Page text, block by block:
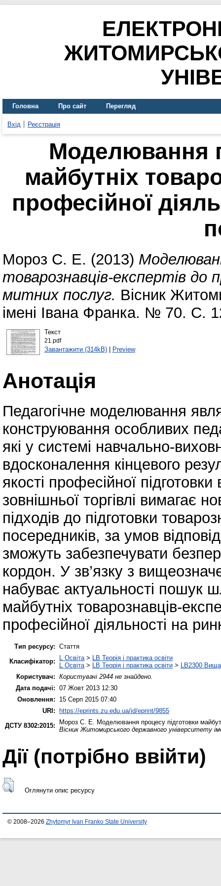
Головна Про сайт Перегляд
Вхід Реєстрація
Моделювання
майбутніх
професійної
Мороз С. Е. (2013)
товарознавців-експертів до
митних послуг. Вісник
імені Івана Франка. № 70. С.
Текст
21.pdf
Завантажити (314kB)| Preview
Анотація
Педагогічне моделювання
конструювання особливих
які у системі навчально-
вдосконалення кінцевого
якості професійної
зовнішньої торгівлі вимагає
підходів до підготовки
посередників, за умов
зможуть забезпечувати
кордон. У зв’язку з
набуває актуальності пошук
майбутніх товарознавців-
професійної діяльності на
Тип ресурсу: Стаття
Класифікатор:
L Освіта > LB Теорія і практика освіти
L Освіта > LB Теорія і практика освіти > LB2300 Вища
Користувач: Користувачі 2944 не знайдено.
Дата подачі: 07 Жовт 2013 12:30
Оновлення:
15 Серп 2015 07:40
URI: https://eprints.zu.edu.ua/id/eprint/9855
ДСТУ 8302:2015:
Мороз С. Е.
Моделювання процесу підготовки
Вісник Житомирського державного університету
Дії ​​(потрібно ввійти)
Оглянути опис ресурсу
© 2008–2026 Zhytomyr Ivan Franko State University